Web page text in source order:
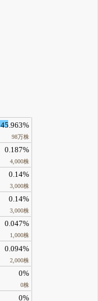
45.963%
98万株
0.187%
4,000株
0.14%
3,000株
0.14%
3,000株
0.047%
1,000株
0.094%
2,000株
0%
0株
0%